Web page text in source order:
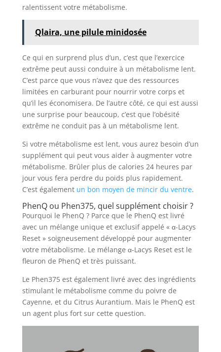
ralentissent votre métabolisme.
Qlaira, une pilule minidosée
Ce qui en surprend plus d’un, c’est que l’exercice
extrême peut aussi conduire à un métabolisme lent.
C’est parce que vous n’avez que des ressources
limitées en carburant pour nourrir votre corps et
qu’il les économisera. De l’autre côté, ce qui est aussi
une surprise pour beaucoup, c’est que l’obésité
extrême ne conduit pas à un métabolisme lent.
Si votre métabolisme est lent, vous aurez besoin d’un
supplément qui peut vous aider à augmenter votre
métabolisme. Brûler plus de calories 24 heures par
jour vous fera perdre du poids plus rapidement.
C’est également un bon moyen de mincir du ventre.
PhenQ ou Phen375, quel supplément choisir ?
Pourquoi le PhenQ ? Parce que le PhenQ est livré
avec un mélange unique et exclusif appelé « α-Lacys
Reset » soigneusement développé pour augmenter
votre métabolisme. Le mélange α-Lacys Reset est le
fleuron de PhenQ et très puissant.
Le Phen375 est également livré avec des ingrédients
stimulant le métabolisme comme du poivre de
Cayenne, et du Citrus Aurantium. Mais le PhenQ est
un agent plus fort sur cette question.